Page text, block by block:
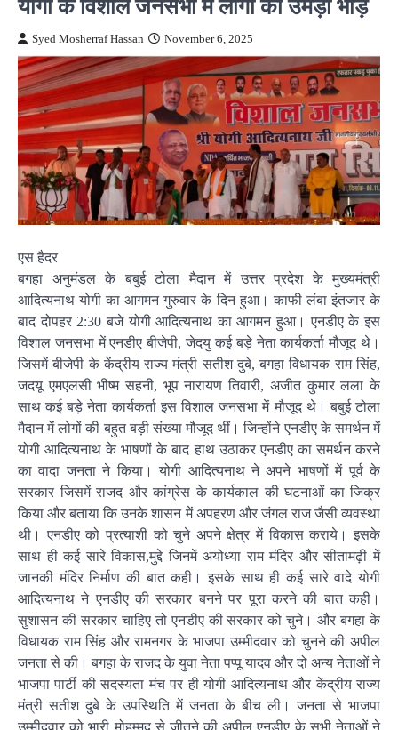
Syed Mosherraf Hassan November 6, 2025
एस हैदर
बगहा अनुमंडल के बबुई टोला मैदान में उत्तर प्रदेश के मुख्यमंत्री
आदित्यनाथ योगी का आगमन गुरुवार के दिन हुआ। काफी लंबा इंतजार के
बाद दोपहर 2:30 बजे योगी आदित्यनाथ का आगमन हुआ। एनडीए के इस
विशाल जनसभा में एनडीए बीजेपी, जेदयु कई बड़े नेता कार्यकर्ता मौजूद थे।
जिसमें बीजेपी के केंद्रीय राज्य मंत्री सतीश दुबे, बगहा विधायक राम सिंह,
जदयू एमएलसी भीष्म सहनी, भूप नारायण तिवारी, अजीत कुमार लला के
साथ कई बड़े नेता कार्यकर्ता इस विशाल जनसभा में मौजूद थे। बबुई टोला
मैदान में लोगों की बहुत बड़ी संख्या मौजूद थीं। जिन्होंने एनडीए के समर्थन में
योगी आदित्यनाथ के भाषणों के बाद हाथ उठाकर एनडीए का समर्थन करने
का वादा जनता ने किया। योगी आदित्यनाथ ने अपने भाषणों में पूर्व के
सरकार जिसमें राजद और कांग्रेस के कार्यकाल की घटनाओं का जिक्र
किया और बताया कि उनके शासन में अपहरण और जंगल राज जैसी व्यवस्था
थी। एनडीए को प्रत्याशी को चुने अपने क्षेत्र में विकास कराये। इसके
साथ ही कई सारे विकास,मुद्दे जिनमें अयोध्या राम मंदिर और सीतामढ़ी में
जानकी मंदिर निर्माण की बात कही। इसके साथ ही कई सारे वादे योगी
आदित्यनाथ ने एनडीए की सरकार बनने पर पूरा करने की बात कही।
सुशासन की सरकार चाहिए तो एनडीए की सरकार को चुने। और बगहा के
विधायक राम सिंह और रामनगर के भाजपा उम्मीदवार को चुनने की अपील
जनता से की। बगहा के राजद के युवा नेता पप्पू यादव और दो अन्य नेताओं ने
भाजपा पार्टी की सदस्यता मंच पर ही योगी आदित्यनाथ और केंद्रीय राज्य
मंत्री सतीश दुबे के उपस्थिति में जनता के बीच ली। जनता से भाजपा
उम्मीदवार को भारी मोहम्मद से जीतने की अपील एनडीए के सभी नेताओं ने